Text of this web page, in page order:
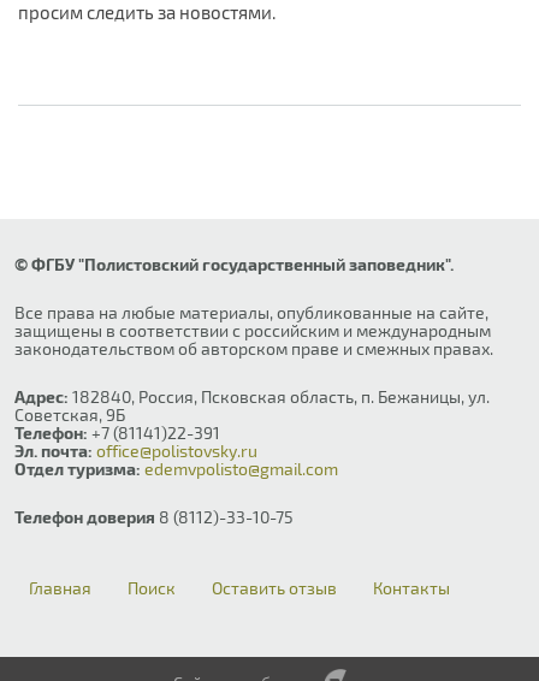
просим следить за новостями.
© ФГБУ "Полистовский государственный заповедник".
Все права на любые материалы, опубликованные на сайте,
защищены в соответствии с российским и международным
законодательством об авторском праве и смежных правах.
Адрес: 182840, Россия, Псковская область, п. Бежаницы, ул.
Советская, 9Б
Телефон: +7 (81141)22-391
Эл. почта: office@polistovsky.ru
Отдел туризма: edemvpolisto@gmail.com
Телефон доверия 8 (8112)-33-10-75
Главная Поиск Оставить отзыв Контакты